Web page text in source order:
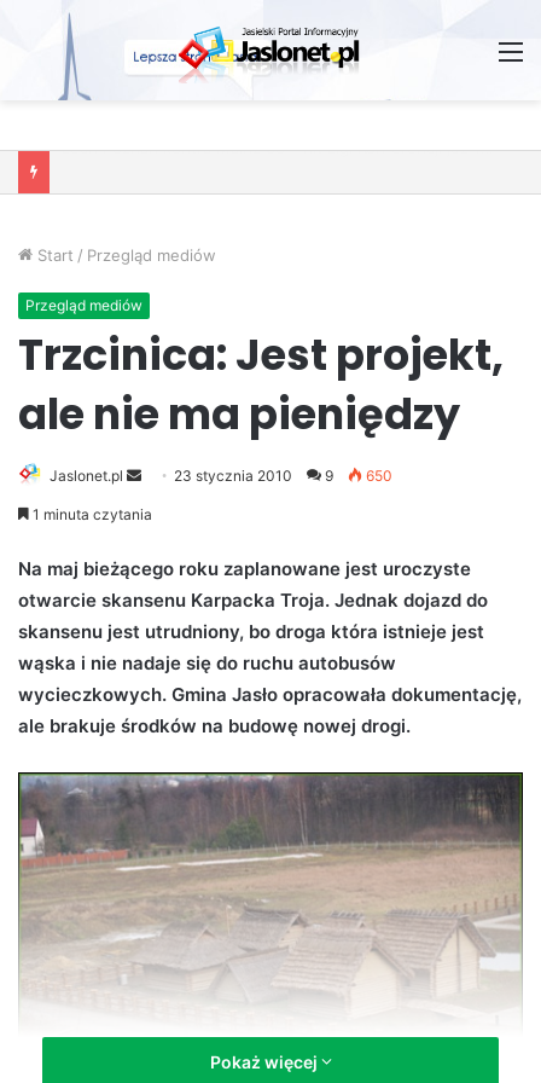
Start / Przegląd mediów
Przegląd mediów
Trzcinica: Jest projekt,
ale nie ma pieniędzy
Jaslonet.pl
e
d
a
a
i
23 stycznia 2010 9 650
1 minuta czytania
Na maj bieżącego roku zaplanowane jest uroczyste
otwarcie skansenu Karpacka Troja. Jednak dojazd do
skansenu jest utrudniony, bo droga która istnieje jest
wąska i nie nadaje się do ruchu autobusów
wycieczkowych. Gmina Jasło opracowała dokumentację,
ale brakuje środków na budowę nowej drogi.
Pokaż więcej